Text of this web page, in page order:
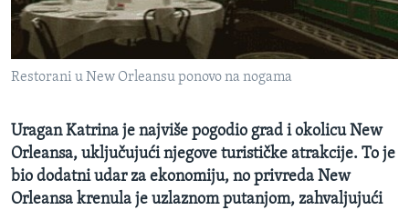
MAGAZIN
O GLASU AMERIKE
PRATITE NAS
Restorani u New Orleansu ponovo na nogama
Uragan Katrina je najviše pogodio grad i okolicu New
Orleansa, uključujući njegove turističke atrakcije. To je
bio dodatni udar za ekonomiju, no privreda New
Orleansa krenula je uzlaznom putanjom, zahvaljujući